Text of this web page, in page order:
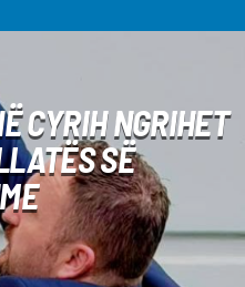
CYRIH NGRIHET
SË